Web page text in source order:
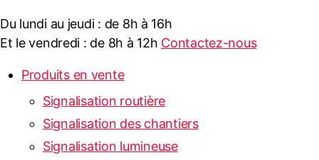
Du lundi au jeudi : de 8h à 16h
Et le vendredi : de 8h à 12h Contactez-nous
Produits en vente
Signalisation routière
Signalisation des chantiers
Signalisation lumineuse